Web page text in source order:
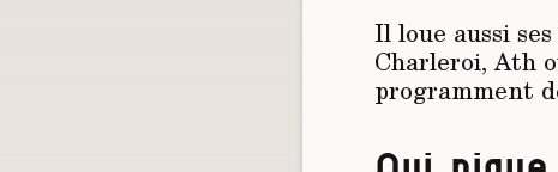
Il loue aussi
Charleroi, Ath
programment